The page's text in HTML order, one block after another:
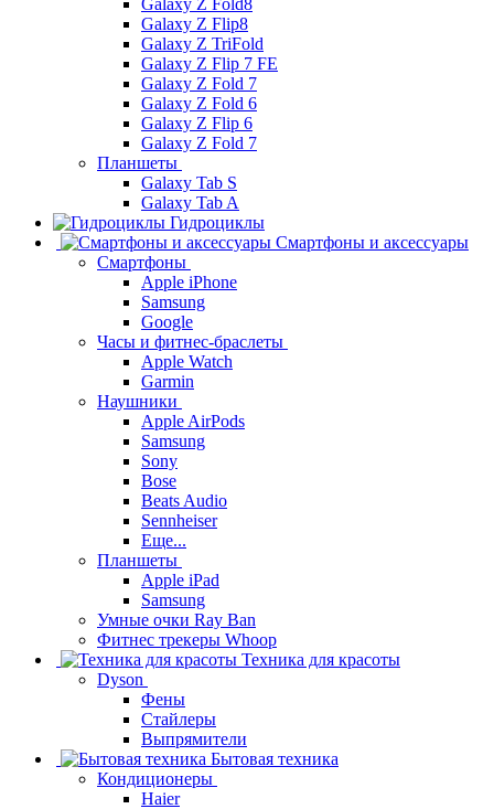
Galaxy Z Fold8
Galaxy Z Flip8
Galaxy Z TriFold
Galaxy Z Flip 7 FE
Galaxy Z Fold 7
Galaxy Z Fold 6
Galaxy Z Flip 6
Galaxy Z Fold 7
Планшеты
Galaxy Tab S
Galaxy Tab A
Гидроциклы
Смартфоны и аксессуары
Смартфоны
Apple iPhone
Samsung
Google
Часы и фитнес-браслеты
Apple Watch
Garmin
Наушники
Apple AirPods
Samsung
Sony
Bose
Beats Audio
Sennheiser
Еще...
Планшеты
Apple iPad
Samsung
Умные очки Ray Ban
Фитнес трекеры Whoop
Техника для красоты
Dyson
Фены
Стайлеры
Выпрямители
Бытовая техника
Кондиционеры
Haier